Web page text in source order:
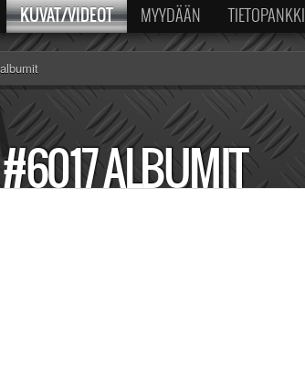
KUVAT/VIDEOT MYYDÄÄN TIETOPANKKI
ALBUMIT